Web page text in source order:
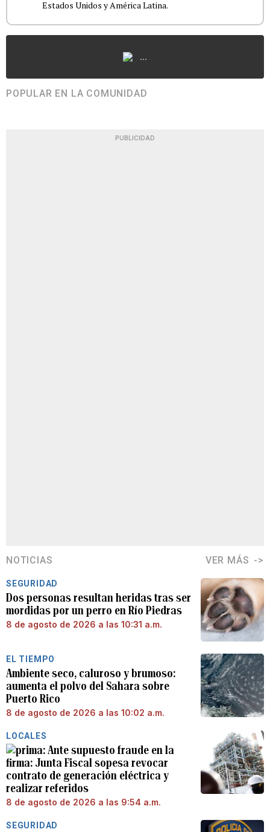
Estados Unidos y América Latina.
...
POPULAR EN LA COMUNIDAD
PUBLICIDAD
NOTICIAS VER MÁS
SEGURIDAD
Dos personas resultan heridas tras ser
mordidas por un perro en Río Piedras
8 de agosto de 2026 a las 10:31 a.m.
EL TIEMPO
Ambiente seco, caluroso y brumoso:
aumenta el polvo del Sahara sobre
Puerto Rico
8 de agosto de 2026 a las 10:02 a.m.
LOCALES
Ante supuesto fraude en la
firma: Junta Fiscal sopesa revocar
contrato de generación eléctrica y
realizar referidos
8 de agosto de 2026 a las 9:54 a.m.
SEGURIDAD